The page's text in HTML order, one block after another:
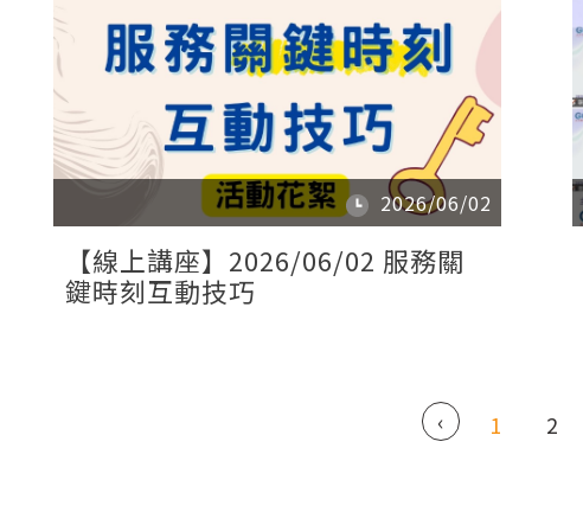
2026/06/02
【線上講座】2026/06/02 服務關
鍵時刻互動技巧
‹ 1 2